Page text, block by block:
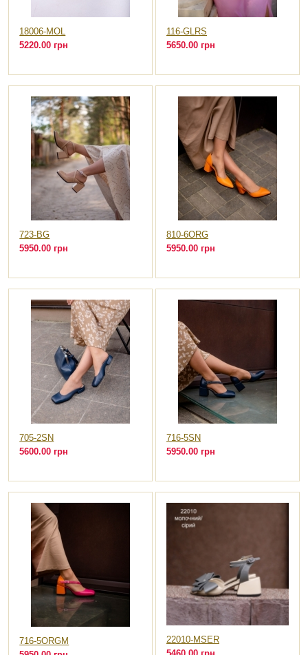
18006-MOL
5220.00 грн
116-GLRS
5650.00 грн
723-BG
5950.00 грн
810-6ORG
5950.00 грн
705-2SN
5600.00 грн
716-5SN
5950.00 грн
716-5ORGM
22010-MSER